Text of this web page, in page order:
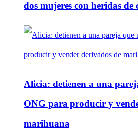
dos mujeres con heridas de
Alicia: detienen a una
ONG para producir y
marihuana